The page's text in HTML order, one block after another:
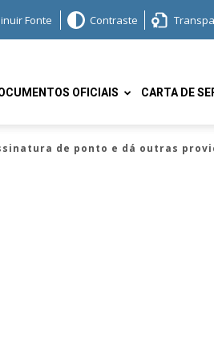
Fonte Contraste
OFICIAIS CARTA DE
de ponto e dá outras